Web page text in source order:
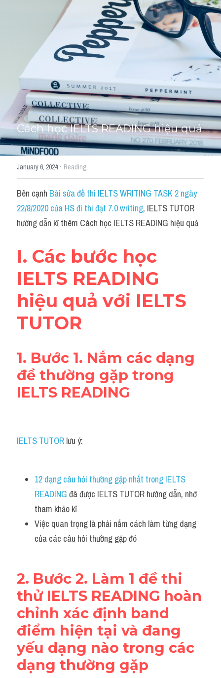
Cách diễn đạt
IELTS Videos - Ebook
Điểm báo
Adj
Idiom
Khác
Từ vựng theo topic
Từ vựng theo Topic
Vocabulary - Grammar
Grammar
Collocation
Cách paraphrase
Part 2
Noun
Cấu trúc câu
Giải đề THPT
Cách dùng từ
Từ vựng theo tiền tố
Task 1
Ngân hàng đề thi máy
Report đề thi thật IELTS
Advice
IELTS Advice
Đề thi thật Task 2
HỌC THỬ →
Cách học IELTS READING hiệu quả
January 6, 2024· Reading
Bên cạnh Bài sửa đề thi IELTS WRITING TASK 2 ngày
22/8/2020 của HS đi thi đạt 7.0 writing, IELTS TUTOR
hướng dẫn kĩ thêm Cách học IELTS READING hiệu quả
I. Các bước học
IELTS READING
hiệu quả với IELTS
TUTOR
1. Bước 1. Nắm các dạng
đề thường gặp trong
IELTS READING
IELTS TUTOR lưu ý:
12 dạng câu hỏi thường gặp nhất trong IELTS
READING đã được IELTS TUTOR hướng dẫn, nhớ
tham khảo kĩ
Việc quan trọng là phải nắm cách làm từng dạng
của các câu hỏi thường gặp đó
2. Bước 2. Làm 1 đề thi
thử IELTS READING hoàn
chỉnh xác định band
điểm hiện tại và đang
yếu dạng nào trong các
dạng thường gặp